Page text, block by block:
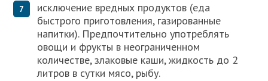
исключение вредных продуктов (еда
быстрого приготовления, газированные
напитки). Предпочтительно употреблять
овощи и фрукты в неограниченном
количестве, злаковые каши, жидкость до 2
литров в сутки мясо, рыбу.